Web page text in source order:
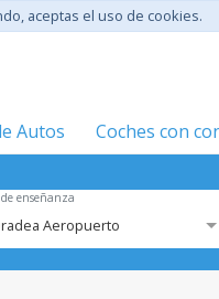
aceptas el uso de cookies.
Autos Coches con
enseñanza
Aeropuerto